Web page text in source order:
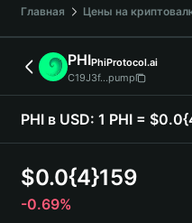
Français
Deutsch
简体中文
繁體中文
Português (Portugal)
Bahasa Indonesia
ภาษาไทย
Español
Главная Цены на
PHIPhiProtocol.ai
C19J3f...pump
PHI в USD: 1 PHI =
$0.0{4}159
-0.69%